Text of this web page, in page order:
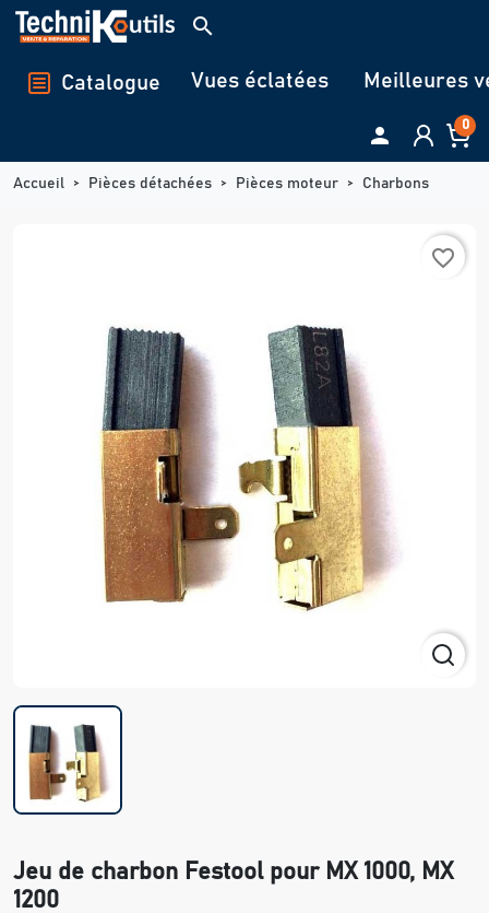
Panneau de gestion des cookies
search
Catalogue Vues éclatées Meilleures
 0
Accueil Pièces détachées Pièces moteur Charbons
favorite_border
Jeu de charbon Festool pour MX 1000, MX
1200